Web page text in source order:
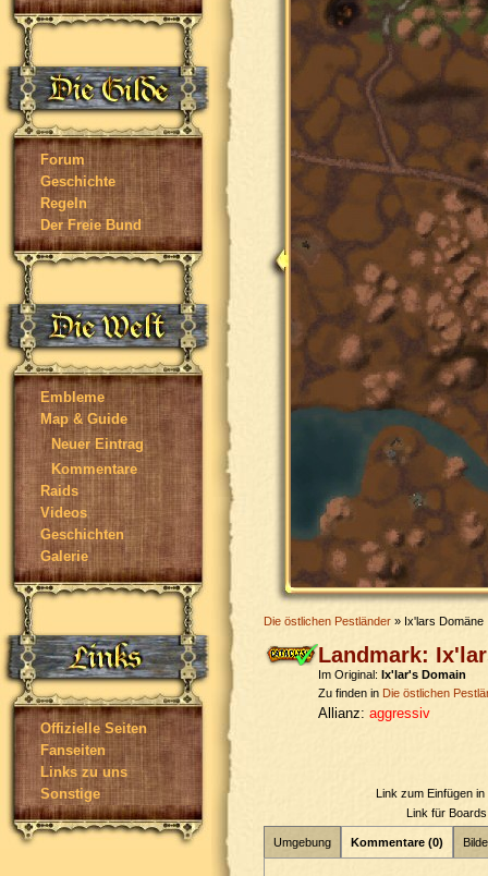
Forum
Geschichte
Regeln
Der Freie Bund
Embleme
Map & Guide
Neuer Eintrag
Kommentare
Raids
Videos
Geschichten
Galerie
Offizielle Seiten
Fanseiten
Links zu uns
Sonstige
Die östlichen Pestländer » Ix'lars Domäne
Landmark:
Im Original: Ix'lar's Domain
Zu finden in Die östlichen
Allianz: aggressiv
Link zum Einfügen
Link für
Umgebung Kommentare (0)